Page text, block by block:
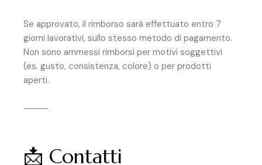
Se approvato, il rimborso sarà effettuato entro 7
giorni lavorativi, sullo stesso metodo di pagamento.
Non sono ammessi rimborsi per motivi soggettivi
(es. gusto, consistenza, colore) o per prodotti
aperti.
⸻
📩 Contatti